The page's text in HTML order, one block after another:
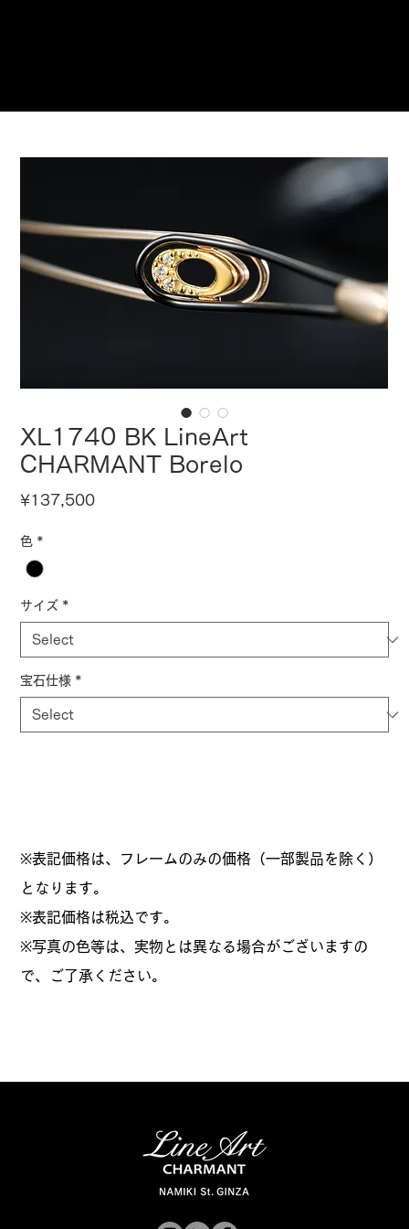
XL1740 BK LineArt
CHARMANT Borelo
¥137,500Price
色 *
サイズ *
宝石仕様 *
※表記価格は、フレームのみの価格（一部製品を除く）
となります。
​※表記価格は税込です。
※写真の色等は、実物とは異なる場合がございますの
で、ご了承ください。